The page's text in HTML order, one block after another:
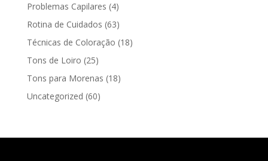
Problemas Capilares (4)
Rotina de Cuidados (63)
Técnicas de Coloração (18)
Tons de Loiro (25)
Tons para Morenas (18)
Uncategorized (60)